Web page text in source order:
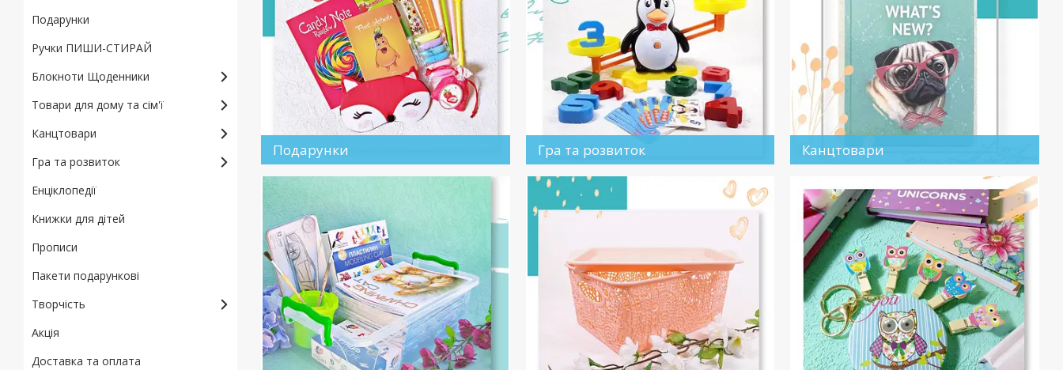
Подарунки Гра та розвиток Канцтовари
Подарунки
Ручки ПИШИ-СТИРАЙ
Блокноти Щоденники
Товари для дому та сім'ї
Канцтовари
Гра та розвиток
Енціклопедії
Книжки для дітей
Прописи
Пакети подарункові
Творчість
Акція
Доставка та оплата